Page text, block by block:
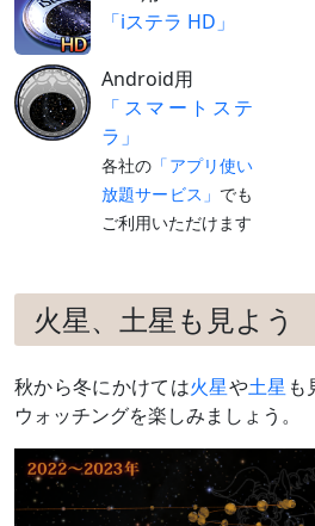
「iステラ HD」
Android用
「スマートステ
ラ」
各社の 「アプリ使い
放題サービス」 でも
ご利用いただけます
火星、土星も見よう
秋から冬にかけては火星や土星 も
ウォッチングを楽しみましょう。